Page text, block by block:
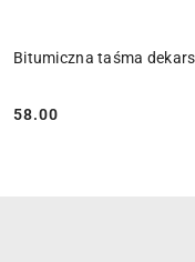
Bitumiczna taśma
Cena:
58.00